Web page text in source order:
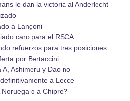
le dan la victoria al Anderlecht
a Langoni
caro para el RSCA
refuerzos para tres posiciones
por Bertaccini
A, Ashimeru y Dao no
a Lecce
o a Chipre?